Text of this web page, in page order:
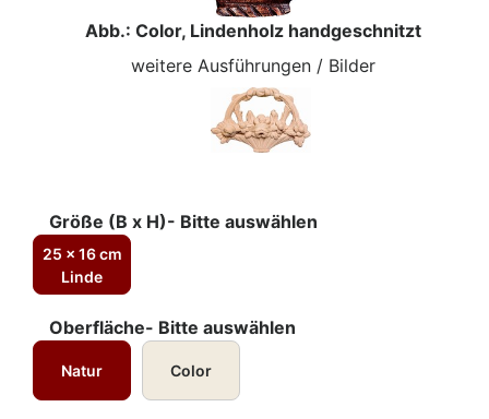
Abb.: Color, Lindenholz handgeschnitzt
weitere Ausführungen / Bilder
Größe (B x H)- Bitte auswählen
25 x 16 cm
Linde
Oberfläche- Bitte auswählen
Natur Color